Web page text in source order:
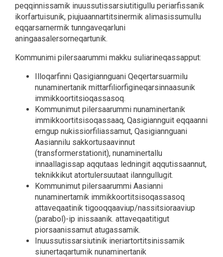
peqqinnissamik inuussutissarsiutitigullu periarfissanik
ikorfartuisunik, piujuaannartitsinermik alimasissumullu
eqqarsarnermik tunngaveqarluni
aningaasalersorneqartunik.
Kommunimi pilersaarummi makku suliarineqassapput:
Illoqarfinni Qasigiannguani Qeqertarsuarmilu
nunaminertanik mittarfiliorfigineqarsinnaasunik
immikkoortitsioqassasoq.
Kommunimut pilersaarummi nunaminertanik
immikkoortitsisoqassaaq, Qasigiannguit eqqaanni
erngup nukissiorfiliassamut, Qasigiannguani
Aasiannilu sakkortusaavinnut
(transformerstationit), nunaminertallu
innaallagissap aqqutaas ledningit aqqutissaannut,
teknikkikut atortulersuutaat ilanngullugit.
Kommunimut pilersaarummi Aasianni
nunaminertamik immikkoortitsisoqassasoq
attaveqaatinik tigooqqaaviup/nassitsioraaviup
(parabol)-ip inissaanik. attaveqaatitigut
piorsaanissamut atugassamik.
Inuussutissarsiutinik ineriartortitsinissamik
siunertaqartumik nunaminertanik